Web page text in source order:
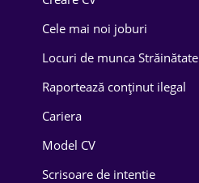
Drept
Educație / Training
Energetică
Farma
Cele mai noi joburi
Locuri de munca Străinătate
Raportează conținut ilegal
Cariera
Model CV
Scrisoare de intentie